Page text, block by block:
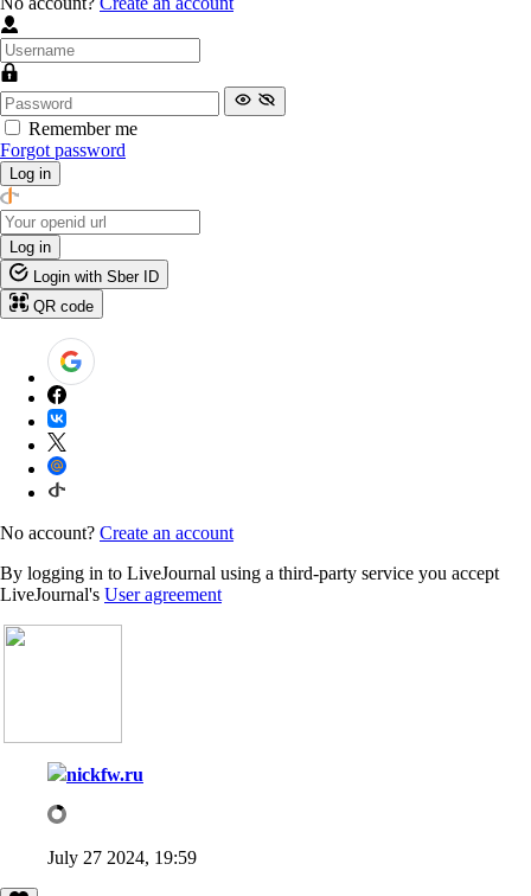
Remember me
Forgot password
Log in
Log in
Login with Sber ID
QR code
No account? Create an account
By logging in to LiveJournal using a third-party service you accept
LiveJournal's User agreement
nickfw.ru
July 27 2024, 19:59